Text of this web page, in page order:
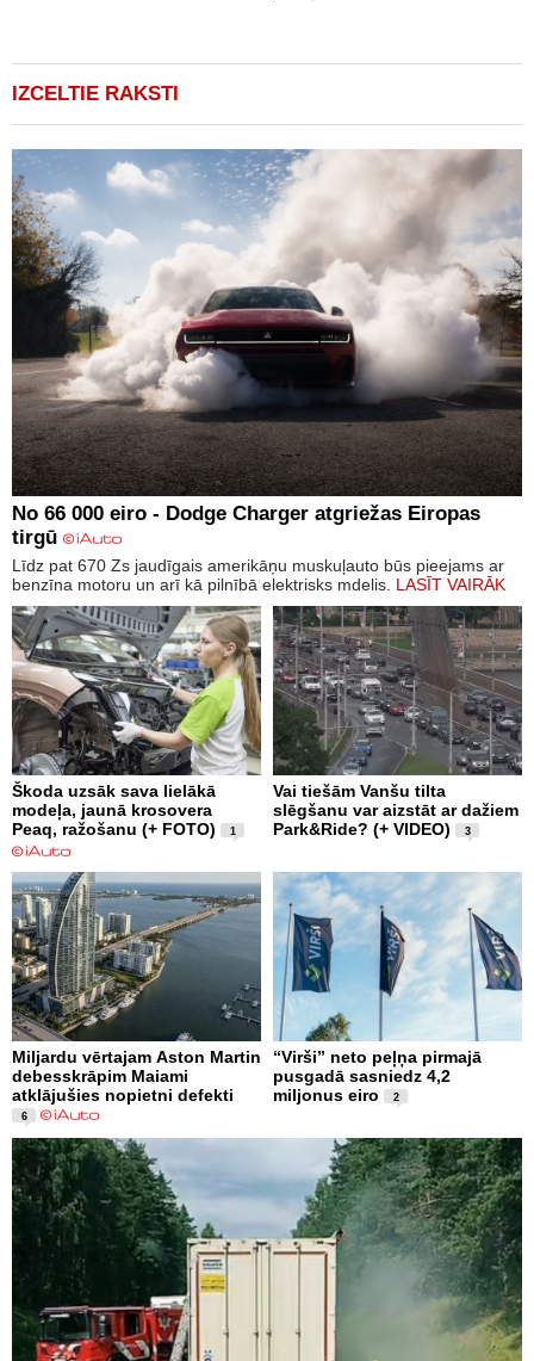
IZCELTIE RAKSTI
No 66 000 eiro - Dodge Charger atgriežas Eiropas
tirgū
Līdz pat 670 Zs jaudīgais amerikāņu muskuļauto būs pieejams ar
benzīna motoru un arī kā pilnībā elektrisks mdelis. LASĪT VAIRĀK
Škoda uzsāk sava lielākā
modeļa, jaunā krosovera
Peaq, ražošanu (+ FOTO)
1
Vai tiešām Vanšu tilta
slēgšanu var aizstāt ar dažiem
Park&Ride? (+ VIDEO)
3
Miljardu vērtajam Aston Martin
debesskrāpim Maiami
atklājušies nopietni defekti
6
“Virši” neto peļņa pirmajā
pusgadā sasniedz 4,2
miljonus eiro
2